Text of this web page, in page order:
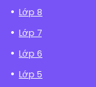
Lớp 8
Lớp 7
Lớp 6
Lớp 5